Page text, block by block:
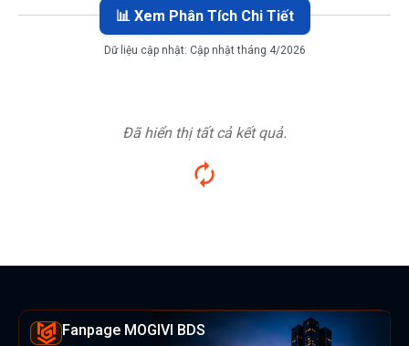
📊 Xem Phân Tích Chi Tiết
Dữ liệu cập nhật: Cập nhật tháng 4/2026
Đã hiển thị tất cả kết quả.
Fanpage MOGIVI BDS